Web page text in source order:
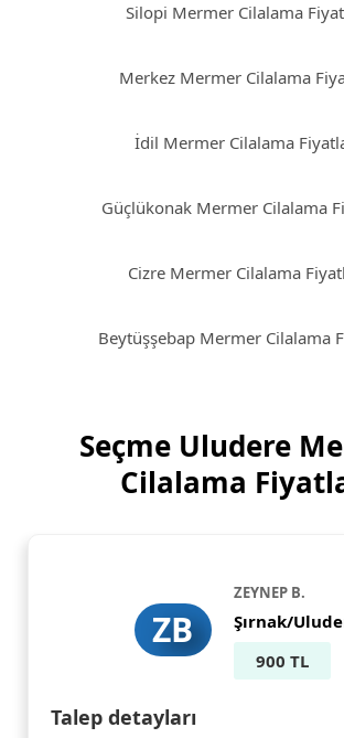
Silopi Mermer Cilalama
Merkez Mermer Cilalama
İdil Mermer Cilalama
Güçlükonak Mermer Cilalama
Cizre Mermer Cilalama
Beytüşşebap Mermer Cilalama
Seçme Uludere
Cilalama
ZB
ZEYNEP B.
Şırnak/
900 TL
Talep detayları